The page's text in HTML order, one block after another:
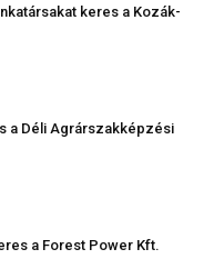
keres a Kozák-
a Déli Agrárszakképzési
a Forest Power Kft.